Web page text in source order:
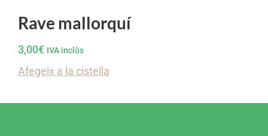
Rave mallorquí
3,00€ IVA inclòs
Afegeix a la cistella